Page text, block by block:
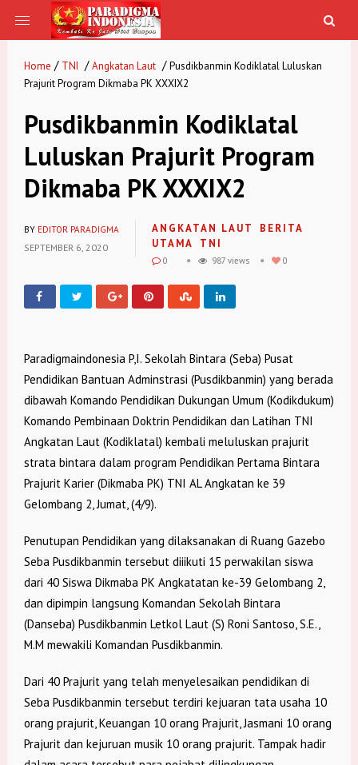
Home / TNI / Angkatan Laut / Pusdikbanmin Kodiklatal Luluskan
Prajurit Program Dikmaba PK XXXIX2
Pusdikbanmin Kodiklatal
Luluskan Prajurit Program
Dikmaba PK XXXIX2
BY EDITOR PARADIGMA
SEPTEMBER 6, 2020
ANGKATAN LAUT
BERITA
UTAMA
TNI
0 987 views 0
Paradigmaindonesia P,I. Sekolah Bintara (Seba) Pusat
Pendidikan Bantuan Adminstrasi (Pusdikbanmin) yang berada
dibawah Komando Pendidikan Dukungan Umum (Kodikdukum)
Komando Pembinaan Doktrin Pendidikan dan Latihan TNI
Angkatan Laut (Kodiklatal) kembali meluluskan prajurit
strata bintara dalam program Pendidikan Pertama Bintara
Prajurit Karier (Dikmaba PK) TNI AL Angkatan ke 39
Gelombang 2, Jumat, (4/9).
Penutupan Pendidikan yang dilaksanakan di Ruang Gazebo
Seba Pusdikbanmin tersebut diiikuti 15 perwakilan siswa
dari 40 Siswa Dikmaba PK Angkatatan ke-39 Gelombang 2,
dan dipimpin langsung Komandan Sekolah Bintara
(Danseba) Pusdikbanmin Letkol Laut (S) Roni Santoso, S.E.,
M.M mewakili Komandan Pusdikbanmin.
Dari 40 Prajurit yang telah menyelesaikan pendidikan di
Seba Pusdikbanmin tersebut terdiri kejuaran tata usaha 10
orang prajurit, Keuangan 10 orang Prajurit, Jasmani 10 orang
Prajurit dan kejuruan musik 10 orang prajurit. Tampak hadir